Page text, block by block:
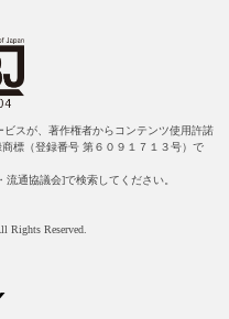
スが、著作権者からコンテンツ使用許諾
標（登録番号 第６０９１７１３号）で
通協議会]で検索してください。
Rights Reserved.